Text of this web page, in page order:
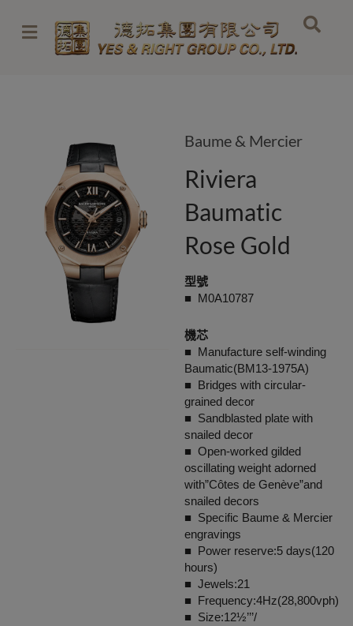
content
Baume & Mercier
Riviera
Baumatic
Rose Gold
型號
■ M0A10787
機芯
■ Manufacture self-winding
Baumatic(BM13-1975A)
■ Bridges with circular-
grained decor
■ Sandblasted plate with
snailed decor
■ Open-worked gilded
oscillating weight adorned
with”Côtes de Genève”and
snailed decors
■ Specific Baume & Mercier
engravings
■ Power reserve:5 days(120
hours)
■ Jewels:21
■ Frequency:4Hz(28,800vph)
■ Size:12½’’’/